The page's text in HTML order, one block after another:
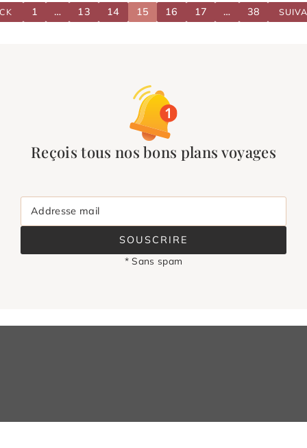
1 … 13 14 15 16 17 … 38
Reçois tous nos bons plans voyages
Addresse mail
SOUSCRIRE
* Sans spam